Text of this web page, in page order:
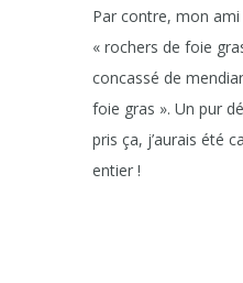
Par contre, mon
« rochers de foie
concassé de
foie gras ». Un pur
pris ça, j’aurais été
entier !